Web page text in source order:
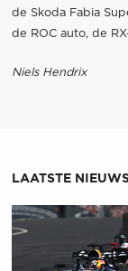
de Skoda Fabia
de ROC auto, de
Niels Hendrix
LAATSTE